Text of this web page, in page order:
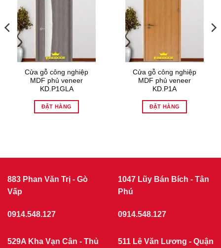
Cửa gỗ công nghiệp
MDF phủ veneer
KD.P1GLA
ĐẶT HÀNG
Cửa gỗ công nghiệp
MDF phủ veneer
KD.P1A
ĐẶT HÀNG
883 Phan Văn Trị - Gò
Vấp
0914.548.127
1047 Lũy Bán Bích - Tân
Phú
0914.548.127
529A Kha Vạn Cân - Thủ
511 Lê Văn Lương - Quận